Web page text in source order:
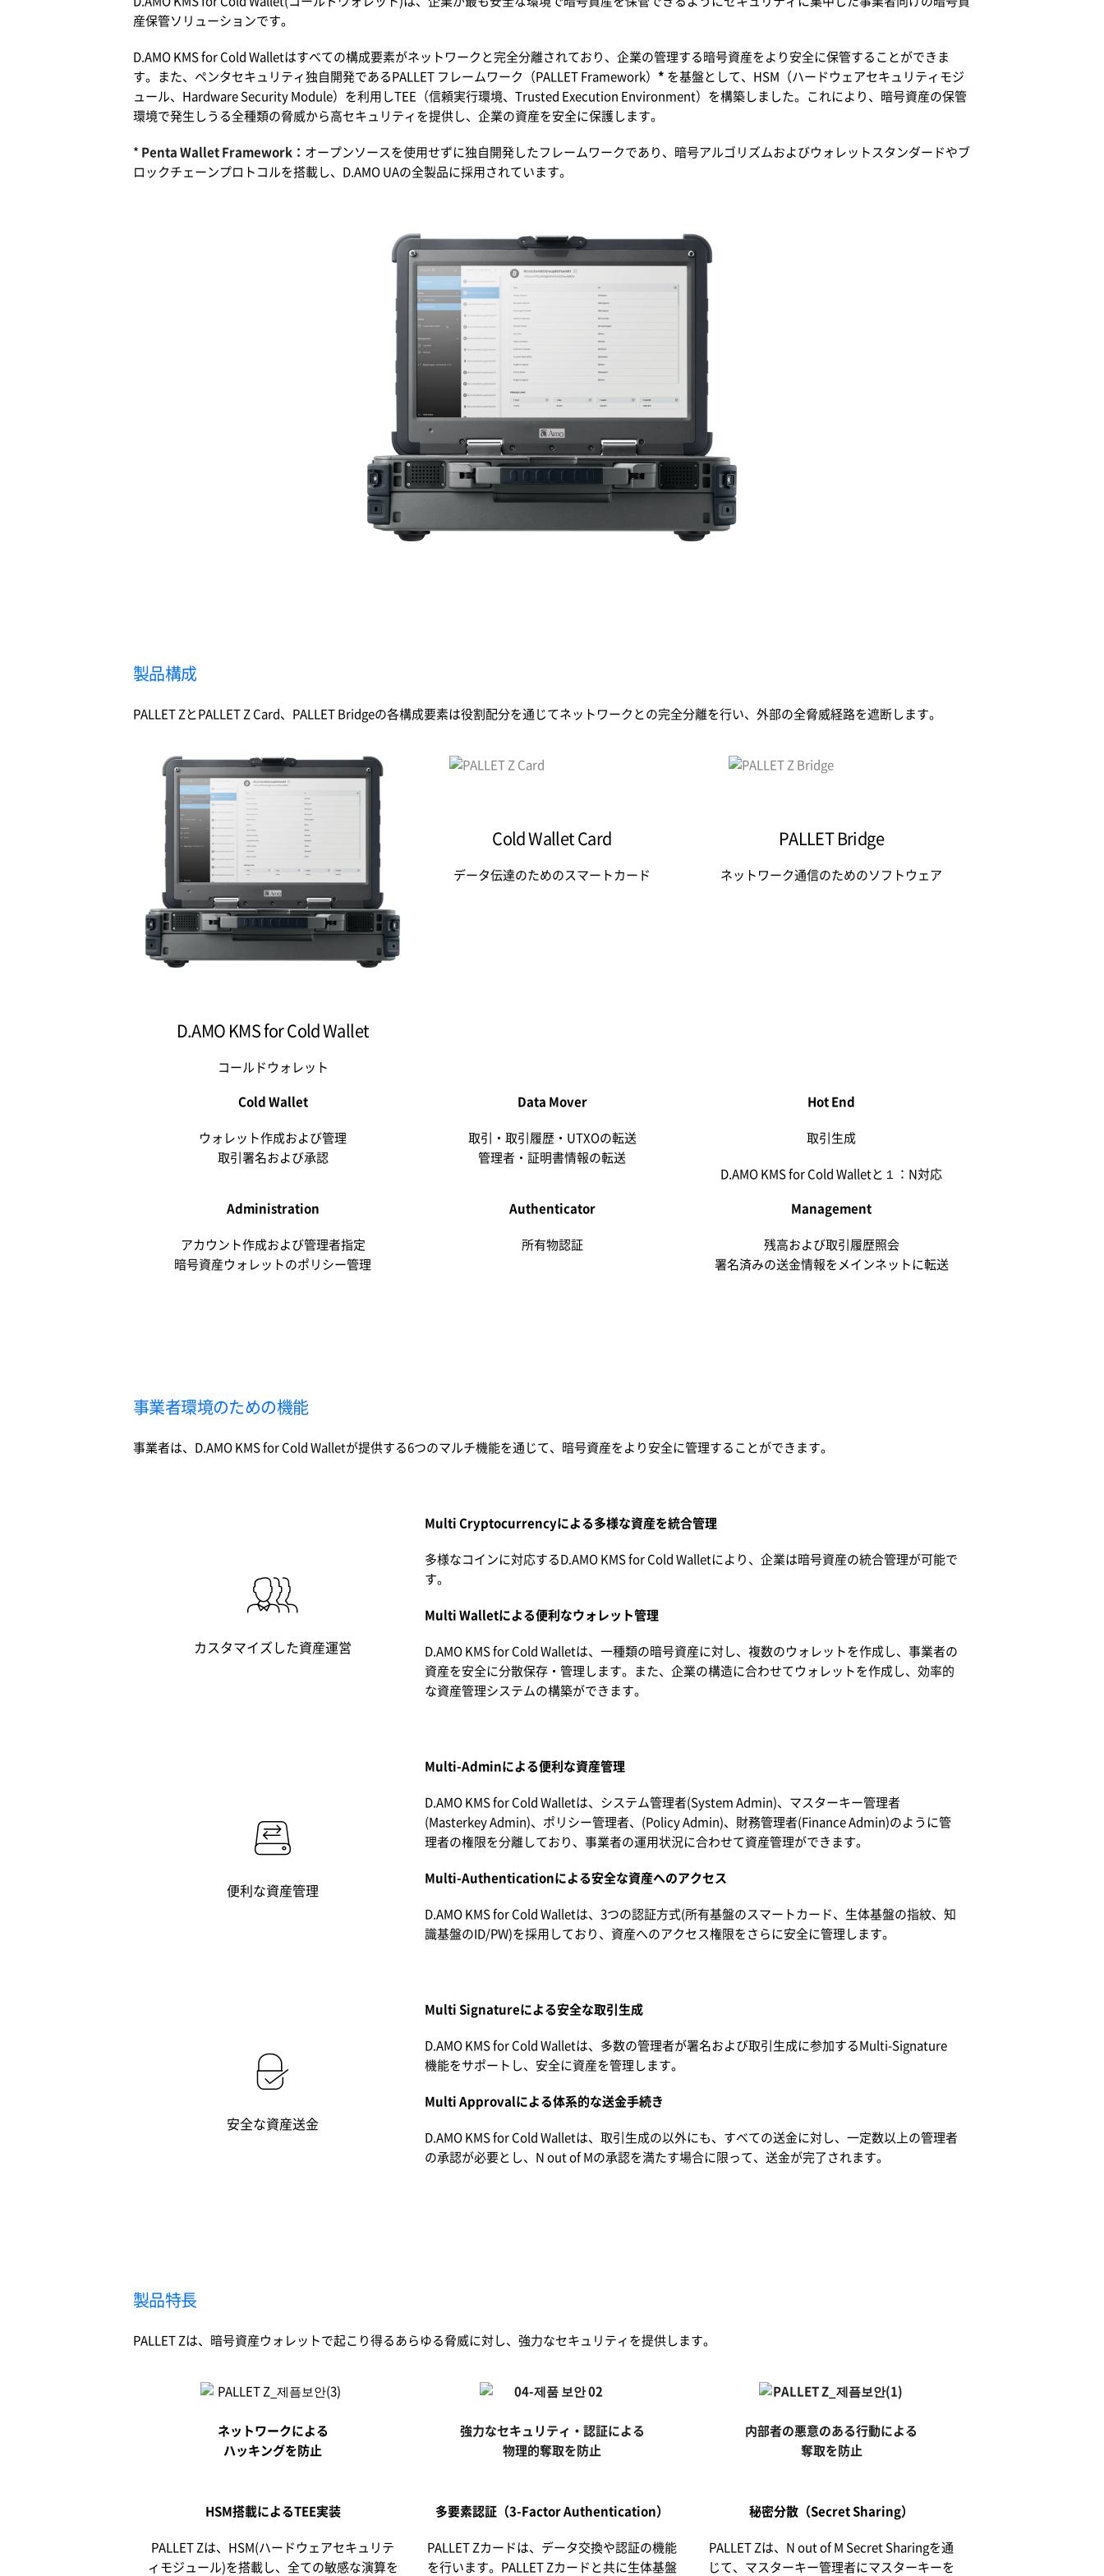
産保管ソリューションです。
D.AMO KMS for Cold Walletはすべての構成要素がネットワークと完全分離されており、企業の管理する暗号資産をより安全に保管することができま
す。また、ペンタセキュリティ独自開発であるPALLET フレームワーク（PALLET Framework） * を基盤として、HSM（ハードウェアセキュリティモジ
ュール、Hardware Security Module）を利用しTEE（信頼実行環境、Trusted Execution Environment）を構築しました。これにより、暗号資産の保管
環境で発生しうる全種類の脅威から高セキュリティを提供し、企業の資産を安全に保護します。
* Penta Wallet Framework： オープンソースを使用せずに独自開発したフレームワークであり、暗号アルゴリズムおよびウォレットスタンダードやブ
ロックチェーンプロトコルを搭載し、D.AMO UAの全製品に採用されています。
製品構成
PALLET ZとPALLET Z Card、PALLET Bridgeの各構成要素は役割配分を通じてネットワークとの完全分離を行い、外部の全脅威経路を遮断します。
D.AMO KMS for Cold Wallet
コールドウォレット
Cold Wallet Card
データ伝達のための スマートカード
PALLET Bridge
ネットワーク通信のための ソフトウェア
Cold Wallet
ウォレット作成および管理
取引署名および承認
Data Mover
取引・取引履歴・UTXOの転送
管理者・証明書情報の転送
Hot End
取引生成
D.AMO KMS for Cold Walletと１：N対応
Administration
アカウント作成および管理者指定
暗号資産ウォレットのポリシー管理
Authenticator
所有物認証
Management
残高および取引履歴照会
署名済みの送金情報をメインネットに転送
事業者環境のための機能
事業者は、D.AMO KMS for Cold Walletが提供する6つのマルチ機能を通じて、暗号資産をより安全に管理することができます。
カスタマイズした資産運営
Multi Cryptocurrencyによる多様な資産を統合管理
多様なコインに対応するD.AMO KMS for Cold Walletにより、企業は暗号資産の統合管理が可能で
す。
Multi Walletによる便利なウォレット管理
D.AMO KMS for Cold Walletは、一種類の暗号資産に対し、複数のウォレットを作成し、事業者の
資産を安全に分散保存・管理します。また、企業の構造に合わせてウォレットを作成し、効率的
な資産管理システムの構築ができます。
便利な資産管理
Multi-Adminによる便利な資産管理
D.AMO KMS for Cold Walletは、システム管理者(System Admin)、マスターキー管理者
(Masterkey Admin)、ポリシー管理者、(Policy Admin)、財務管理者(Finance Admin)のように管
理者の権限を分離しており、事業者の運用状況に合わせて資産管理ができます。
Multi-Authenticationによる安全な資産へのアクセス
D.AMO KMS for Cold Walletは、3つの認証方式(所有基盤のスマートカード、生体基盤の指紋、知
識基盤のID/PW)を採用しており、資産へのアクセス権限をさらに安全に管理します。
安全な資産送金
Multi Signatureによる安全な取引生成
D.AMO KMS for Cold Walletは、多数の管理者が署名および取引生成に参加するMulti-Signature
機能をサポートし、安全に資産を管理します。
Multi Approvalによる体系的な送金手続き
D.AMO KMS for Cold Walletは、取引生成の以外にも、すべての送金に対し、一定数以上の管理者
の承認が必要とし、N out of Mの承認を満たす場合に限って、送金が完了されます。
製品特長
PALLET Zは、暗号資産ウォレットで起こり得るあらゆる脅威に対し、強力なセキュリティを提供します。
ネットワークによる
ハッキングを防止
強力なセキュリティ・認証による
物理的奪取を防止
内部者の悪意のある行動による
奪取を防止
HSM搭載によるTEE実装
PALLET Zは、HSM(ハードウェアセキュリテ
ィモジュール)を搭載し、全ての敏感な演算を
多要素認証 （3-Factor Authentication）
PALLET Zカードは、データ交換や認証の機能
を行います。PALLET Zカードと共に生体基盤
秘密分散（Secret Sharing）
PALLET Zは、N out of M Secret Sharingを通
じて、マスターキー管理者にマスターキーを